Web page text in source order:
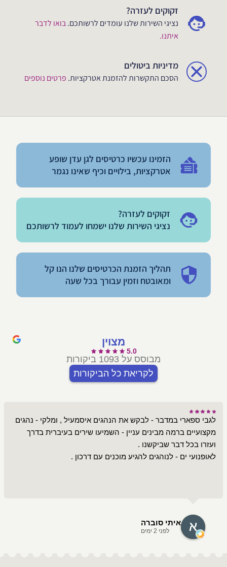
זקוקים לעזרה?
נציגי השירות שלנו עומדים לרשותכם.בואו לדבר
איתנו.
מדיניות ביטולים
הסכם התקשרות להזמנת אטרקציות. פרטים נוספים
הזמינו עכשיו כרטיסים לגן עדן שופע
אטרקציות, בילויים וכיף שאינו נגמר
זקוקים לעזרה?
נציגי השירות שלנו ישמחו לעמוד לרשותכם
תהליך הזמנת הכרטיסים שלנו הנו קל
ומאובטח וזמין עבורך בכל שעה
מצוין
5.0
מבוסס על 1093 ביקורות
לקריאת כל הביקורות
לגבי ספארי במדבר - לבקש את הנהגים איסמעיל , ומלקי - נהגים
מקצועיים ברמה מבינים עניין - השמיעו שירים בעיברית בדרך
לאופנועי ים - לנוהגים להגיע מוכנים עם דרכון .
איתי סוברה
לפני 2 ימים